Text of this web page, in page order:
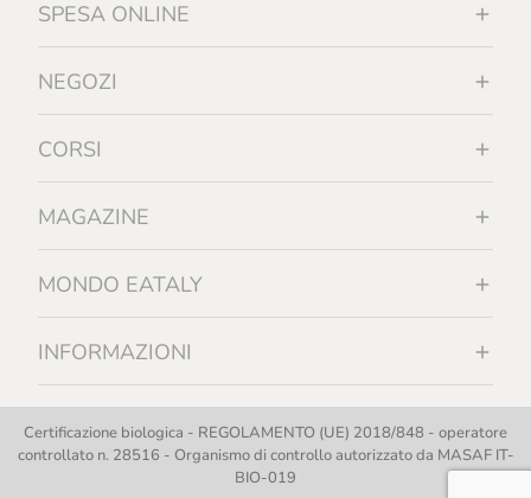
SPESA ONLINE
NEGOZI
CORSI
MAGAZINE
MONDO EATALY
INFORMAZIONI
Certificazione biologica - REGOLAMENTO (UE) 2018/848 - operatore
controllato n. 28516 - Organismo di controllo autorizzato da MASAF IT-
BIO-019